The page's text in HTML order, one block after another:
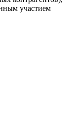
участием